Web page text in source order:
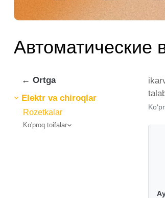
Автоматические
← Ortga
Elektr va chiroqlar
Rozetkalar
Ko'proq toifalar